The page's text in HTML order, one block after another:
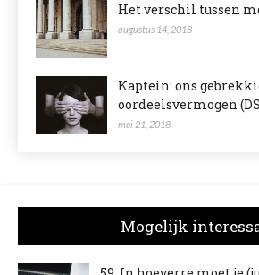
Het verschil tussen
augustus 14, 2018
Kaptein: ons
oordeelsvermogen
mei 21, 2018
Mogelijk